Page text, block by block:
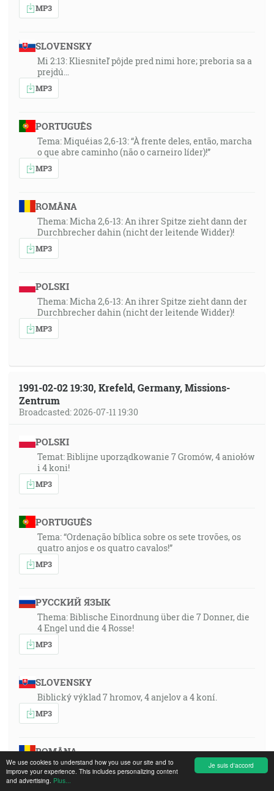
Je suis d'accord
We use cookies to understand how you use our site and to
improve your experience. This includes personalizing content
and advertising. Plus...
MP3
SLOVENSKY
Mi 2:13: Kliesniteľ pôjde pred nimi hore; preboria sa a
prejdú…
MP3
PORTUGUÊS
Tema: Miquéias 2,6-13: “À frente deles, então, marcha
o que abre caminho (não o carneiro líder)!”
MP3
ROMÂNA
Thema: Micha 2,6-13: An ihrer Spitze zieht dann der
Durchbrecher dahin (nicht der leitende Widder)!
MP3
POLSKI
Thema: Micha 2,6-13: An ihrer Spitze zieht dann der
Durchbrecher dahin (nicht der leitende Widder)!
MP3
1991-02-02 19:30, Krefeld, Germany, Missions-
Zentrum
Broadcasted: 2026-07-11 19:30
POLSKI
Temat: Biblijne uporządkowanie 7 Gromów, 4 aniołów
i 4 koni!
MP3
PORTUGUÊS
Tema: “Ordenação bíblica sobre os sete trovões, os
quatro anjos e os quatro cavalos!”
MP3
РУССКИЙ ЯЗЫК
Thema: Biblische Einordnung über die 7 Donner, die
4 Engel und die 4 Rosse!
MP3
SLOVENSKY
Biblický výklad 7 hromov, 4 anjelov a 4 koní.
MP3
ROMÂNA
Încadrarea biblică a celor șapte tunete, a celor patru
îngeri și a celor patru cai!